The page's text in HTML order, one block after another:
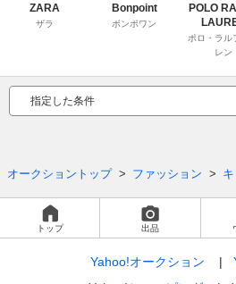
ZARA
ザラ
Bonpoint
ボンポワン
POLO
ポロ・ラル
レン
指定した条件
オークショントップ ファッション
トップ 出品
Yahoo!オークション